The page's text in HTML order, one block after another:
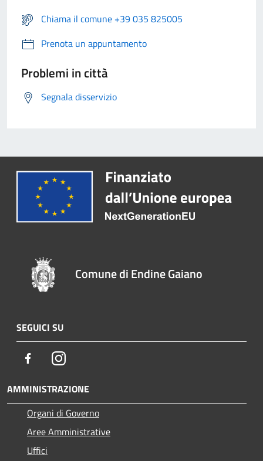
Chiama il comune +39 035 825005
Prenota un appuntamento
Problemi in città
Segnala disservizio
Comune di Endine Gaiano
SEGUICI SU
FacebookInstagram
AMMINISTRAZIONE
Organi di Governo
Aree Amministrative
Uffici